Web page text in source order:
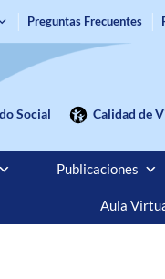
Preguntas Frecuentes
Social Calidad de
Publicaciones
Aula